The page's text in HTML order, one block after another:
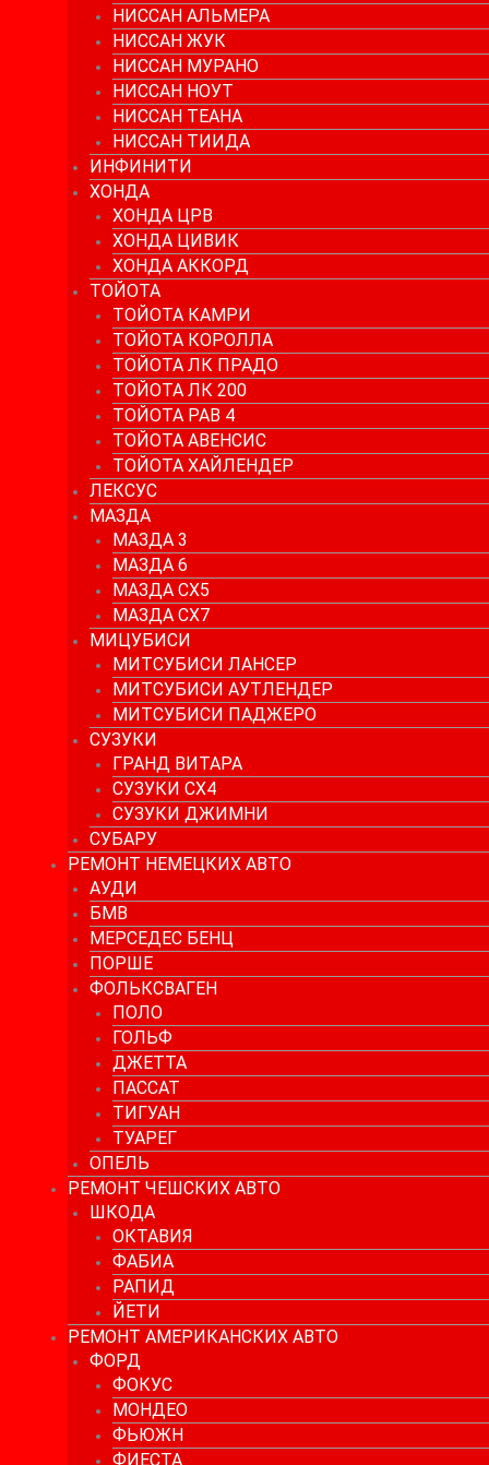
НИССАН АЛЬМЕРА
НИССАН ЖУК
НИССАН МУРАНО
НИССАН НОУТ
НИССАН ТЕАНА
НИССАН ТИИДА
ИНФИНИТИ
ХОНДА
ХОНДА ЦРВ
ХОНДА ЦИВИК
ХОНДА АККОРД
ТОЙОТА
ТОЙОТА КАМРИ
ТОЙОТА КОРОЛЛА
ТОЙОТА ЛК ПРАДО
ТОЙОТА ЛК 200
ТОЙОТА РАВ 4
ТОЙОТА АВЕНСИС
ТОЙОТА ХАЙЛЕНДЕР
ЛЕКСУС
МАЗДА
МАЗДА 3
МАЗДА 6
МАЗДА СХ5
МАЗДА СХ7
МИЦУБИСИ
МИТСУБИСИ ЛАНСЕР
МИТСУБИСИ АУТЛЕНДЕР
МИТСУБИСИ ПАДЖЕРО
СУЗУКИ
ГРАНД ВИТАРА
СУЗУКИ СХ4
СУЗУКИ ДЖИМНИ
СУБАРУ
РЕМОНТ НЕМЕЦКИХ АВТО
АУДИ
БМВ
МЕРСЕДЕС БЕНЦ
ПОРШЕ
ФОЛЬКСВАГЕН
ПОЛО
ГОЛЬФ
ДЖЕТТА
ПАССАТ
ТИГУАН
ТУАРЕГ
ОПЕЛЬ
РЕМОНТ ЧЕШСКИХ АВТО
ШКОДА
ОКТАВИЯ
ФАБИА
РАПИД
ЙЕТИ
РЕМОНТ АМЕРИКАНСКИХ АВТО
ФОРД
ФОКУС
МОНДЕО
ФЬЮЖН
ФИЕСТА